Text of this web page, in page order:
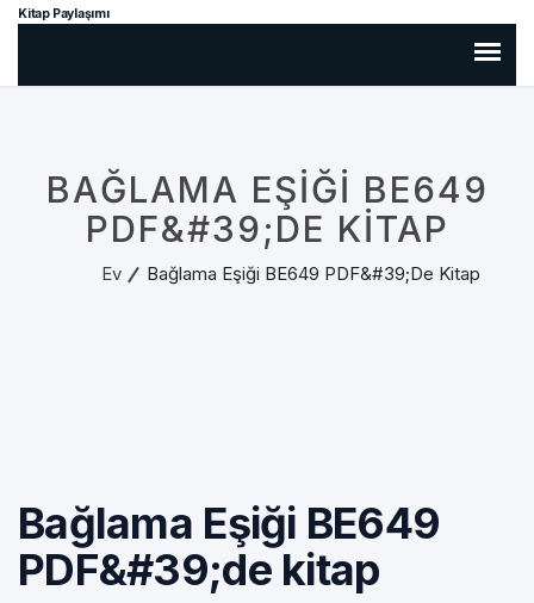
Kitap Paylaşımı
BAĞLAMA EŞIĞI BE649
PDF&#39;DE KITAP
Ev Bağlama Eşiği BE649 PDF&#39;de Kitap
Bağlama Eşiği BE649
PDF&#39;de kitap